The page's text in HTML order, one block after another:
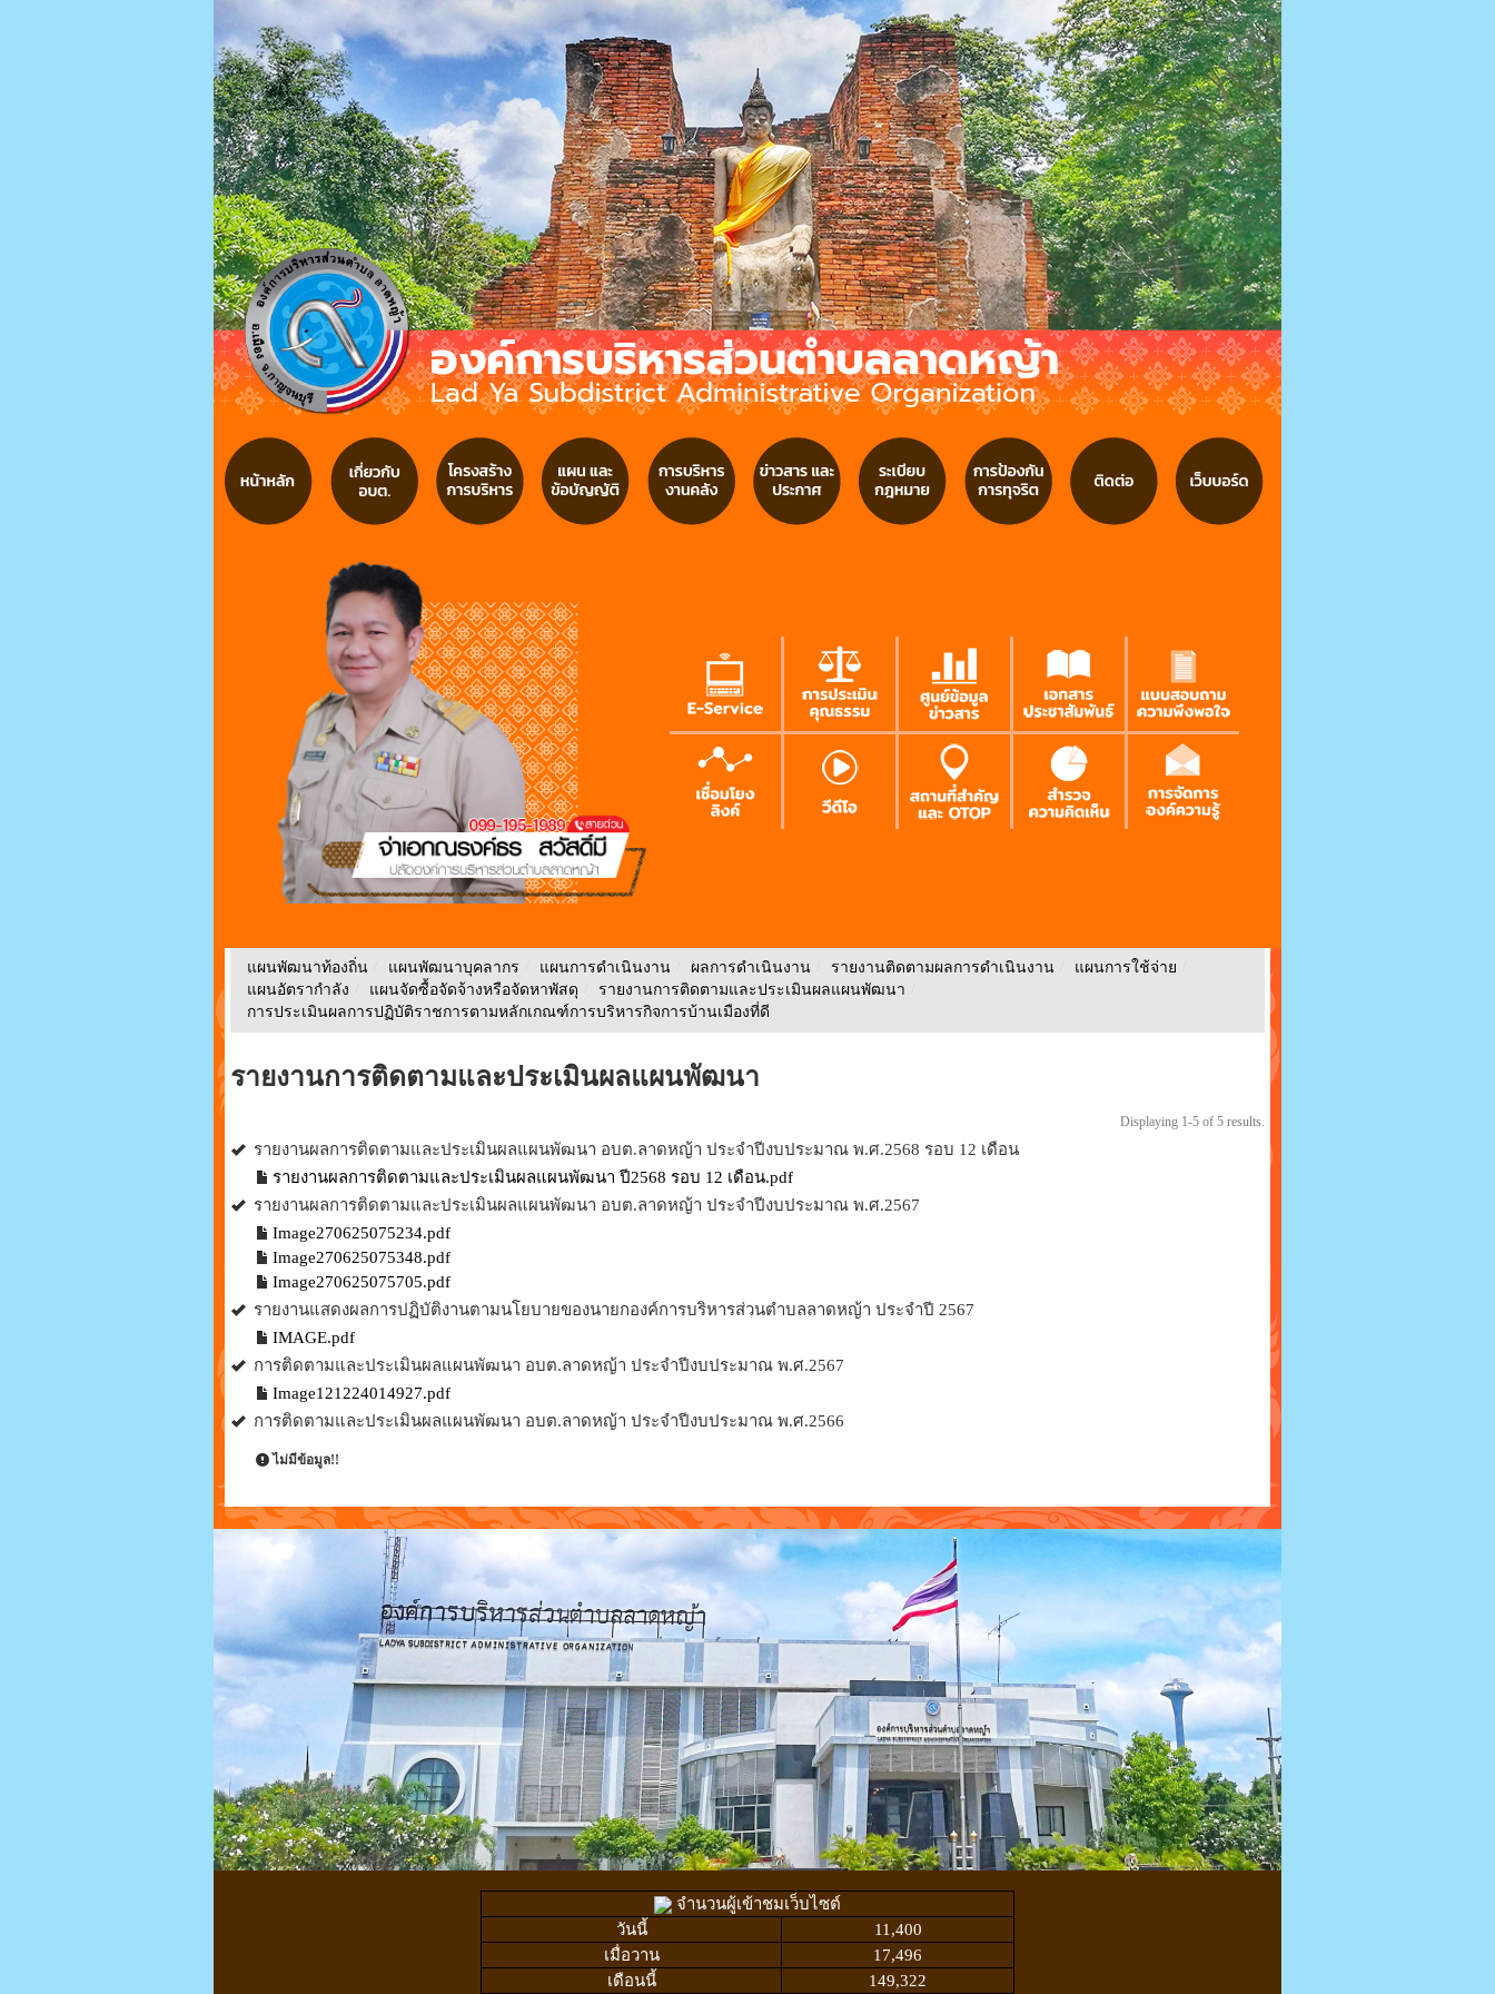
แผนพัฒนาท้องถิ่น / แผนพัฒนาบุคลากร / แผนการดำเนินงาน / ผลการดำเนินงาน / รายงานติดตามผลการดำเนินงาน / แผนการใช้จ่าย /
แผนอัตรากำลัง / แผนจัดซื้อจัดจ้างหรือจัดหาพัสดุ / รายงานการติดตามและประเมินผลแผนพัฒนา /
การประเมินผลการปฏิบัติราชการตามหลักเกณฑ์การบริหารกิจการบ้านเมืองที่ดี
รายงานการติดตามและประเมินผลแผนพัฒนา
Displaying 1-5 of 5 results.
รายงานผลการติดตามและประเมินผลแผนพัฒนา อบต.ลาดหญ้า ประจำปีงบประมาณ พ.ศ.2568 รอบ 12 เดือน
รายงานผลการติดตามและประเมินผลแผนพัฒนา ปี2568 รอบ 12 เดือน.pdf
รายงานผลการติดตามและประเมินผลแผนพัฒนา อบต.ลาดหญ้า ประจำปีงบประมาณ พ.ศ.2567
Image270625075234.pdf
Image270625075348.pdf
Image270625075705.pdf
รายงานแสดงผลการปฏิบัติงานตามนโยบายของนายกองค์การบริหารส่วนตำบลลาดหญ้า ประจำปี 2567
IMAGE.pdf
การติดตามและประเมินผลแผนพัฒนา อบต.ลาดหญ้า ประจำปีงบประมาณ พ.ศ.2567
Image121224014927.pdf
การติดตามและประเมินผลแผนพัฒนา อบต.ลาดหญ้า ประจำปีงบประมาณ พ.ศ.2566
ไม่มีข้อมูล!!
จำนวนผู้เข้าชมเว็บไซต์
วันนี้
11,400
เมื่อวาน
17,496
เดือนนี้
149,322